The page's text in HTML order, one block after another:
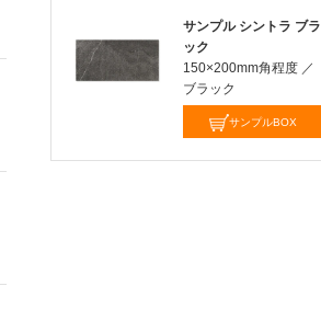
サンプル シントラ ブラ
ック
150×200mm角程度 ／
ブラック
サンプルBOX